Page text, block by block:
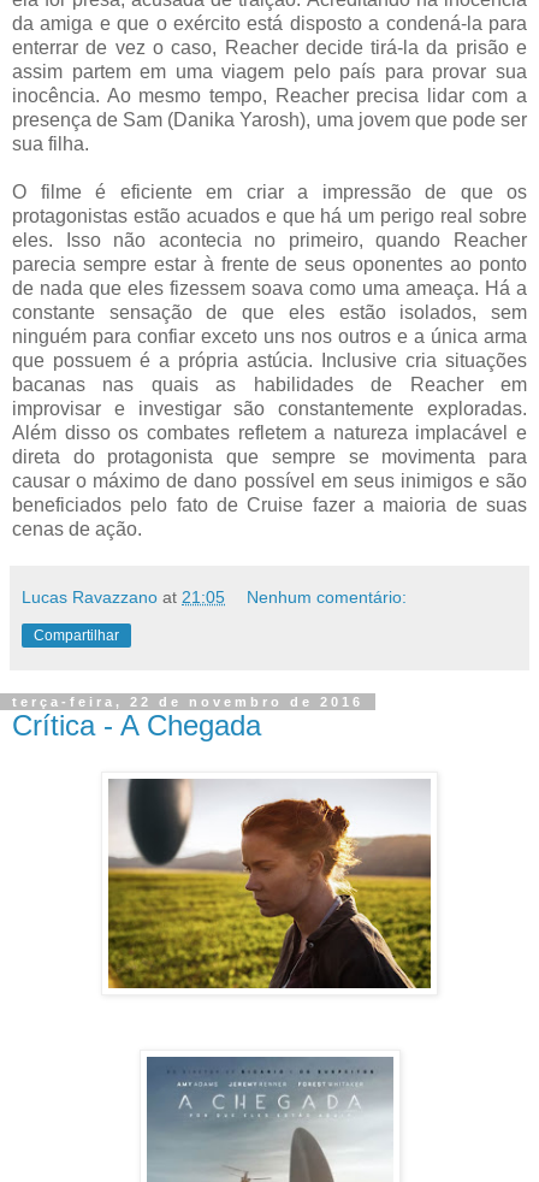
da amiga e que o exército está disposto a condená-la para
enterrar de vez o caso, Reacher decide tirá-la da prisão e
assim partem em uma viagem pelo país para provar sua
inocência. Ao mesmo tempo, Reacher precisa lidar com a
presença de Sam (Danika Yarosh), uma jovem que pode ser
sua filha.
O filme é eficiente em criar a impressão de que os
protagonistas estão acuados e que há um perigo real sobre
eles. Isso não acontecia no primeiro, quando Reacher
parecia sempre estar à frente de seus oponentes ao ponto
de nada que eles fizessem soava como uma ameaça. Há a
constante sensação de que eles estão isolados, sem
ninguém para confiar exceto uns nos outros e a única arma
que possuem é a própria astúcia. Inclusive cria situações
bacanas nas quais as habilidades de Reacher em
improvisar e investigar são constantemente exploradas.
Além disso os combates refletem a natureza implacável e
direta do protagonista que sempre se movimenta para
causar o máximo de dano possível em seus inimigos e são
beneficiados pelo fato de Cruise fazer a maioria de suas
cenas de ação.
Lucas Ravazzano at 21:05 Nenhum comentário:
Compartilhar
terça-feira, 22 de novembro de 2016
Crítica - A Chegada